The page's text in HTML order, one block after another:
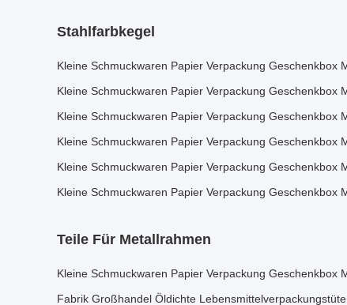
Stahlfarbkegel
Kleine Schmuckwaren Papier Verpackung Geschenkbox
Kleine Schmuckwaren Papier Verpackung Geschenkbox
Kleine Schmuckwaren Papier Verpackung Geschenkbox
Kleine Schmuckwaren Papier Verpackung Geschenkbox
Kleine Schmuckwaren Papier Verpackung Geschenkbox
Kleine Schmuckwaren Papier Verpackung Geschenkbox
Teile Für Metallrahmen
Kleine Schmuckwaren Papier Verpackung Geschenkbox
Fabrik Großhandel Öldichte